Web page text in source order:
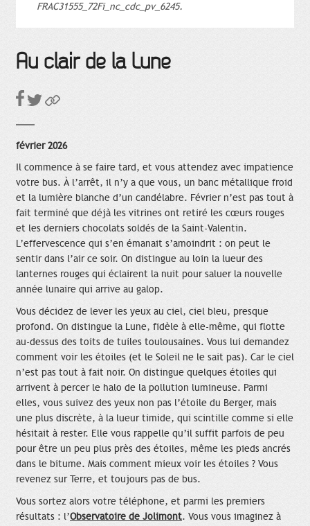
FRAC31555_72Fi_nc_cdc_pv_6245.
Au clair de la Lune
février 2026
Il commence à se faire tard, et vous attendez avec impatience
votre bus. À l’arrêt, il n’y a que vous, un banc métallique froid
et la lumière blanche d’un candélabre. Février n’est pas tout à
fait terminé que déjà les vitrines ont retiré les cœurs rouges
et les derniers chocolats soldés de la Saint-Valentin.
L’effervescence qui s’en émanait s’amoindrit : on peut le
sentir dans l’air ce soir. On distingue au loin la lueur des
lanternes rouges qui éclairent la nuit pour saluer la nouvelle
année lunaire qui arrive au galop.
Vous décidez de lever les yeux au ciel, ciel bleu, presque
profond. On distingue la Lune, fidèle à elle-même, qui flotte
au-dessus des toits de tuiles toulousaines. Vous lui demandez
comment voir les étoiles (et le Soleil ne le sait pas). Car le ciel
n’est pas tout à fait noir. On distingue quelques étoiles qui
arrivent à percer le halo de la pollution lumineuse. Parmi
elles, vous suivez des yeux non pas l’étoile du Berger, mais
une plus discrète, à la lueur timide, qui scintille comme si elle
hésitait à rester. Elle vous rappelle qu’il suffit parfois de peu
pour être un peu plus près des étoiles, même les pieds ancrés
dans le bitume. Mais comment mieux voir les étoiles ? Vous
revenez sur Terre, et toujours pas de bus.
Vous sortez alors votre téléphone, et parmi les premiers
résultats : l’Observatoire de Jolimont. Vous vous imaginez à